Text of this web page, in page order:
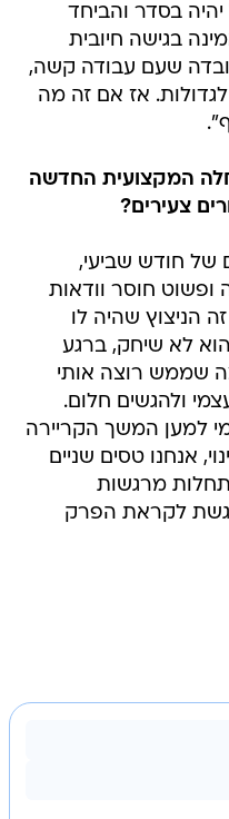
בסדר והביחד
בגישה חיובית
שעם עבודה קשה,
אז אם זה מה
המקצועית החדשה
צעירים?
של חודש שביעי,
חוסר וודאות
הניצוץ שהיה לו
לא שיחק, ברגע
שממש רוצה אותי
ולהגשים חלום.
למען המשך הקריירה
אנחנו טסים שניים
מרגשות
לקראת הפרק